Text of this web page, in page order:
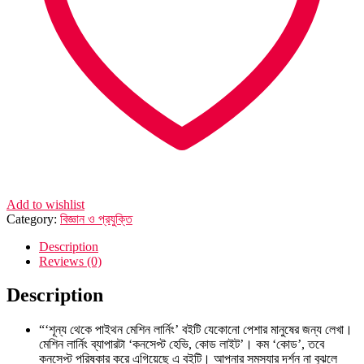
Add to wishlist
Category: বিজ্ঞান ও প্রযুক্তি
Description
Reviews (0)
Description
“‘শূন্য থেকে পাইথন মেশিন লার্নিং’ বইটি যেকোনো পেশার মানুষের জন্য লেখা।
মেশিন লার্নিং ব্যাপারটা ‘কনসেপ্ট হেভি, কোড লাইট’। কম ‘কোড’, তবে
কনসেপ্ট পরিষ্কার করে এগিয়েছে এ বইটি। আপনার সমস্যার দর্শন না বুঝলে